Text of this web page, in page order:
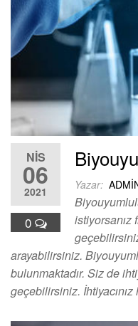
NIS
06
2021
0
Yazar:
istiyorsanız
arayabilirsiniz.
bulunmaktadır. Siz de
geçebilirsiniz.